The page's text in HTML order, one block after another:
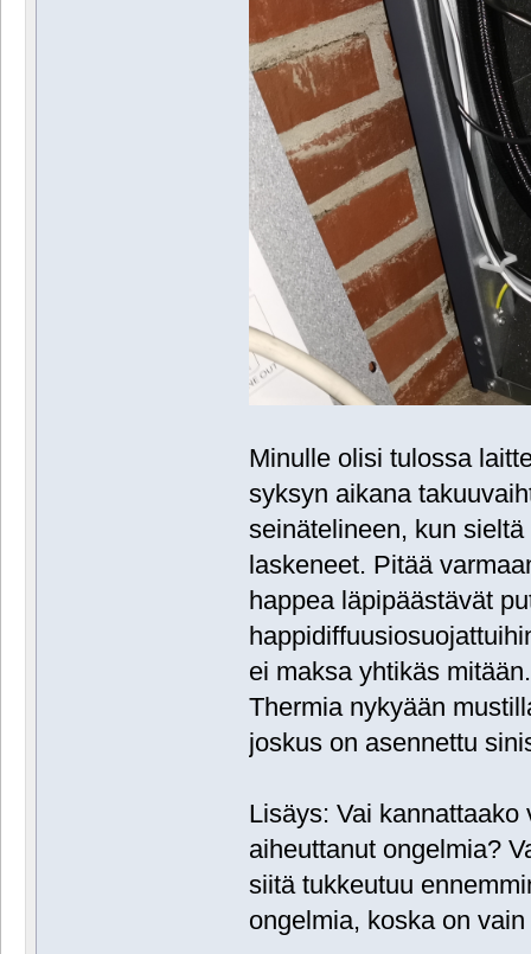
Minulle olisi tulossa
syksyn aikana
seinätelineen, kun
laskeneet. Pitää
happea läpipäästävät
ei maksa yhtikäs
Thermia nykyään
joskus on asennettu
Lisäys: Vai
aiheuttanut ongelmia?
siitä tukkeutuu
ongelmia, koska on